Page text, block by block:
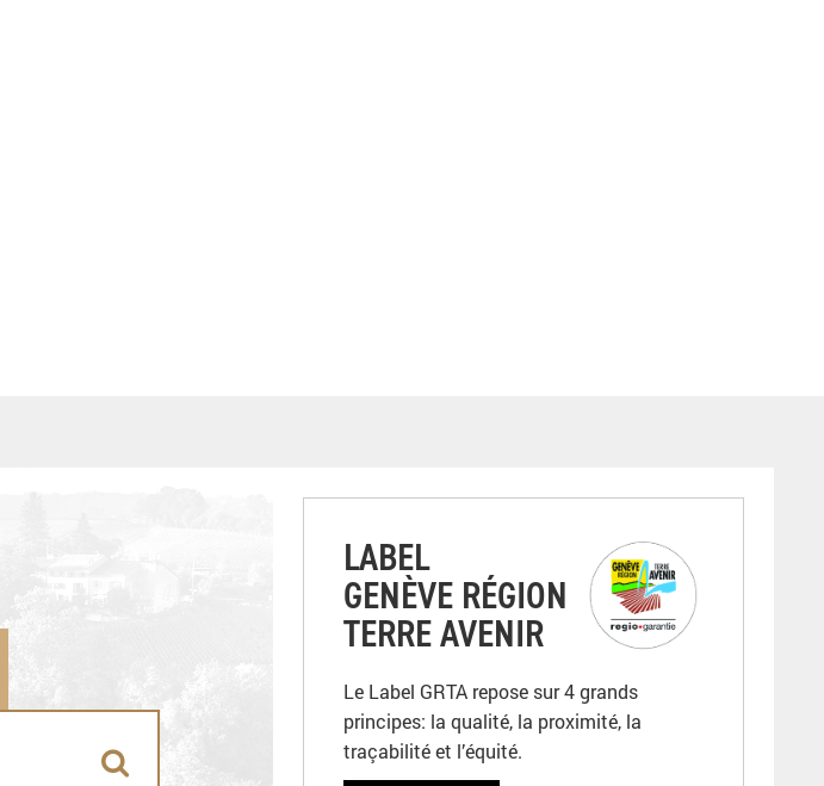
LABEL
GENÈVE RÉGION
TERRE AVENIR
Le Label GRTA repose sur 4 grands
principes: la qualité, la proximité, la
traçabilité et l’équité.